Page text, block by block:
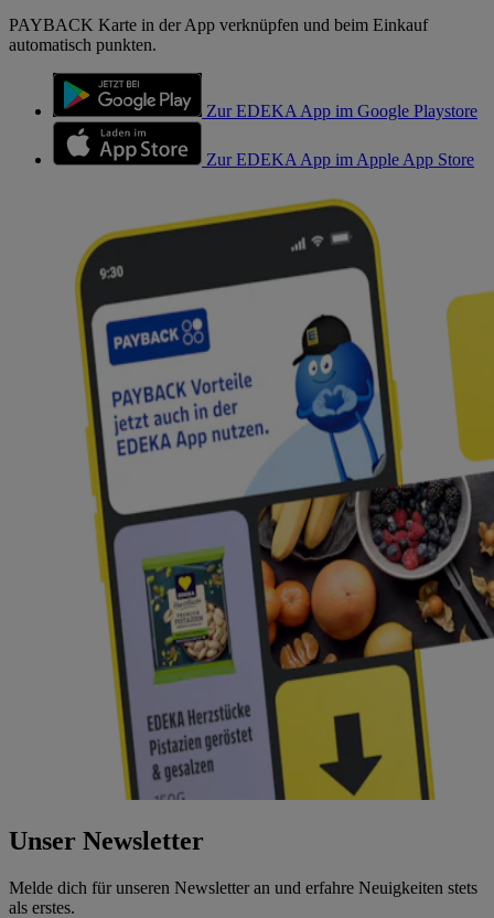
PAYBACK Karte in der App verknüpfen und beim Einkauf
automatisch punkten.
Zur EDEKA App im Google Playstore
Zur EDEKA App im Apple App Store
Unser Newsletter
Melde dich für unseren Newsletter an und erfahre Neuigkeiten stets
als erstes.